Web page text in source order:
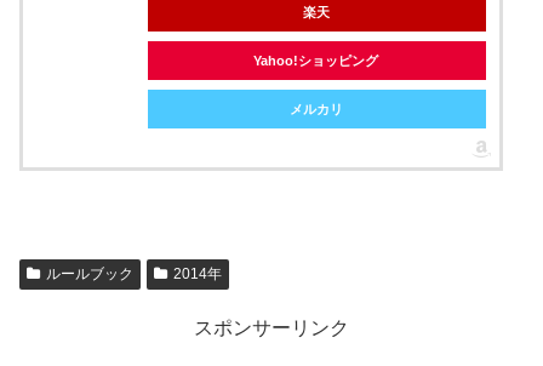
楽天
Yahoo!ショッピング
メルカリ
ルールブック 2014年
スポンサーリンク